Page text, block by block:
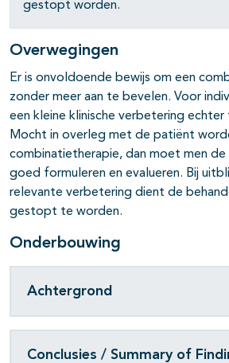
open- en dichtklappen
gestopt worden.
Overwegingen
Er is onvoldoende bewijs om een
zonder meer aan te bevelen. Voor
een kleine klinische verbete­ring echter
Mocht in overleg met de patiënt
combinatietherapie, dan moet men
goed formuleren en evalueren. Bij
relevante verbete­ring dient de
gestopt te worden.
Onderbouwing
Achtergrond
Conclusies / Summary of